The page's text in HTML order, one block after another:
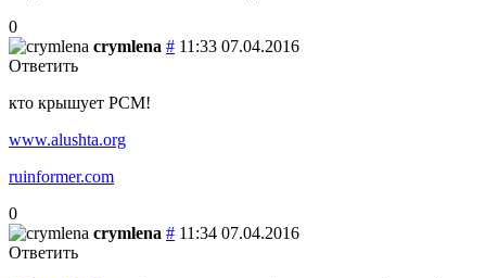
0
crymlena # 11:33 07.04.2016
Ответить
кто крышует РСМ!
www.alushta.org
ruinformer.com
0
crymlena # 11:34 07.04.2016
Ответить